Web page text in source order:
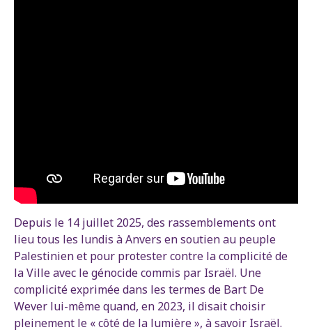
Depuis le 14 juillet 2025, des rassemblements ont
lieu tous les lundis à Anvers en soutien au peuple
Palestinien et pour protester contre la complicité de
la Ville avec le génocide commis par Israël. Une
complicité exprimée dans les termes de Bart De
Wever lui-même quand, en 2023, il disait choisir
pleinement le « côté de la lumière », à savoir Israël.